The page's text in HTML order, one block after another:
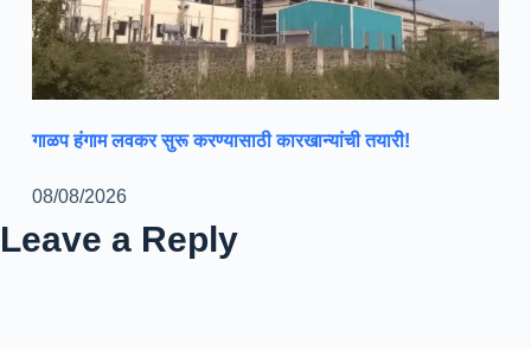
गाळप हंगाम लवकर सुरू करण्यासाठी कारखान्यांची तयारी!
08/08/2026
Leave a Reply